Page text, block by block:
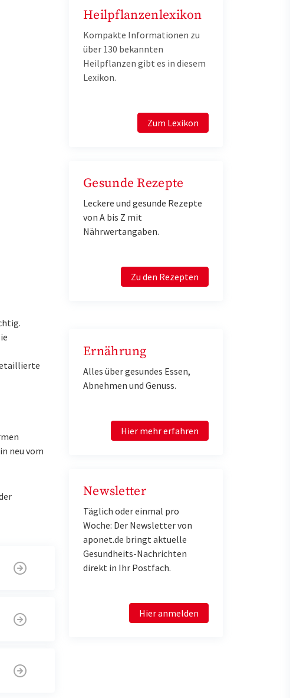
neu vom
Heilpflanzenlexikon
Kompakte Informationen zu
über 130 bekannten
Heilpflanzen gibt es in diesem
Lexikon.
Zum Lexikon
Gesunde Rezepte
Leckere und gesunde Rezepte
von A bis Z mit
Nährwertangaben.
Zu den Rezepten
Ernährung
Alles über gesundes Essen,
Abnehmen und Genuss.
Hier mehr erfahren
Newsletter
Täglich oder einmal pro
Woche: Der Newsletter von
aponet.de bringt aktuelle
Gesundheits-Nachrichten
direkt in Ihr Postfach.
Hier anmelden